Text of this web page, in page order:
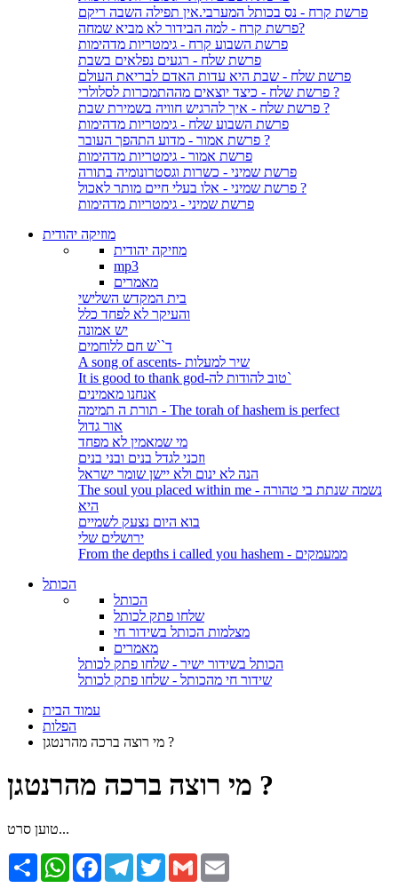
פרשת קרח - נס בכותל המערבי.אין תפילה השבה ריקם
פרשת קרח - למה הבידור לא מביא שמחה?
פרשת השבוע קרח - גימטריות מדהימות
פרשת שלח - רגעים נפלאים בשבת
פרשת שלח - שבת היא עדות האדם לבריאת העולם
פרשת שלח - כיצד יוצאים מההתמכרות לסלולרי ?
פרשת שלח - איך להרגיש חוויה בשמירת שבת ?
פרשת השבוע שלח - גימטריות מדהימות
פרשת אמור - מדוע התהפך העובר ?
פרשת אמור - גימטריות מדהימות
פרשת שמיני - כשרות וגסטרונומיה בתורה
פרשת שמיני - אלו בעלי חיים מותר לאכול ?
פרשת שמיני - גימטריות מדהימות
מוזיקה יהודית
מוזיקה יהודית
mp3
מאמרים
בית המקדש השלישי
והעיקר לא לפחד כלל
יש אמונה
ד``ש חם ללוחמים
A song of ascents- שיר למעלות
It is good to thank god-טוב להודות לה`
אנחנו מאמינים
תורת ה תמימה - The torah of hashem is perfect
אור גדול
מי שמאמין לא מפחד
וזכני לגדל בנים ובני בנים
הנה לא ינום ולא יישן שומר ישראל
The soul you placed within me - נשמה שנתת בי טהורה
היא
בוא היום נצעק לשמיים
ירושלים שלי
From the depths i called you hashem - ממעמקים
הכותל
הכותל
שלחו פתק לכותל
מצלמות הכותל בשידור חי
מאמרים
הכותל בשידור ישיר - שלחו פתק לכותל
שידור חי מהכותל - שלחו פתק לכותל
עמוד הבית
הפלות
מי רוצה ברכה מהרנטגן ?
מי רוצה ברכה מהרנטגן ?
טוען סרט...
שתף WhatsAppFacebookTelegramTwitterGmail